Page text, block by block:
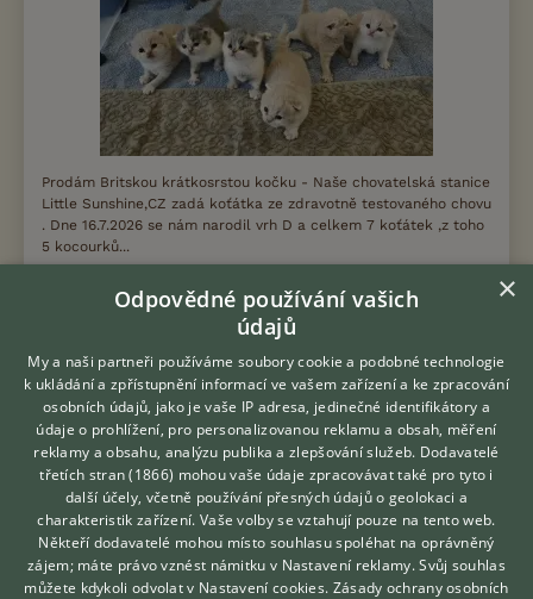
Prodám Britskou krátkosrstou kočku - Naše chovatelská stanice
Little Sunshine,CZ zadá koťátka ze zdravotně testovaného chovu
. Dne 16.7.2026 se nám narodil vrh D a celkem 7 koťátek ,z toho
5 kocourků...
5.8.2026 16:44
Syrovice, okr. Brno-venkov
Zobrazit více inzerátů (28)
DISKUSE O BRITSKÉ KRÁTKOSRSTÉ KOČCE
Téma
Hledáte zvířecího kamaráda?
Zdarma vám poradí
VETERINÁŘ ONLINE
KONZULTOVAT S
VETERINÁŘEM
×
Odpovědné používání vašich
údajů
My a naši partneři používáme soubory cookie a podobné technologie
k ukládání a zpřístupnění informací ve vašem zařízení a ke zpracování
osobních údajů, jako je vaše IP adresa, jedinečné identifikátory a
údaje o prohlížení, pro personalizovanou reklamu a obsah, měření
reklamy a obsahu, analýzu publika a zlepšování služeb. Dodavatelé
třetích stran (1866) mohou vaše údaje zpracovávat také pro tyto i
další účely, včetně používání přesných údajů o geolokaci a
charakteristik zařízení. Vaše volby se vztahují pouze na tento web.
Někteří dodavatelé mohou místo souhlasu spoléhat na oprávněný
zájem; máte právo vznést námitku v Nastavení reklamy. Svůj souhlas
můžete kdykoli odvolat v Nastavení cookies. Zásady ochrany osobních